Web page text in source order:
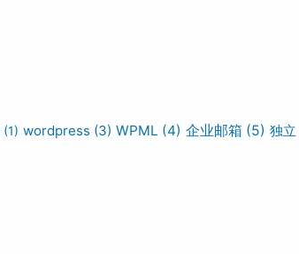
(1) wordpress (3) WPML (4) 企业邮箱 (5) 独立